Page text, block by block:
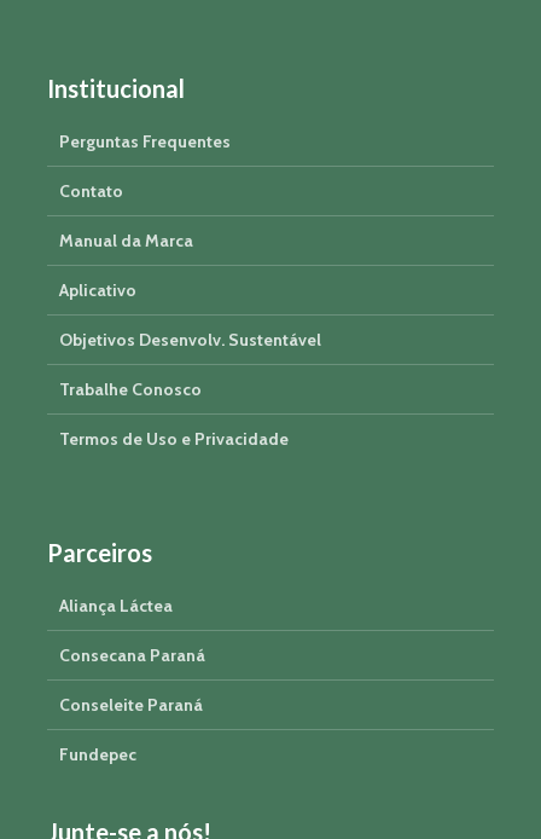
Institucional
Perguntas Frequentes
Contato
Manual da Marca
Aplicativo
Objetivos Desenvolv. Sustentável
Trabalhe Conosco
Termos de Uso e Privacidade
Parceiros
Aliança Láctea
Consecana Paraná
Conseleite Paraná
Fundepec
Junte-se a nós!